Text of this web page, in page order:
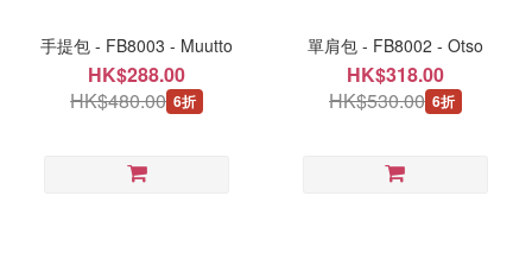
手提包 - FB8003 - Muutto
HK$288.00
HK$480.00 6折
單肩包 - FB8002 - Otso
HK$318.00
HK$530.00 6折